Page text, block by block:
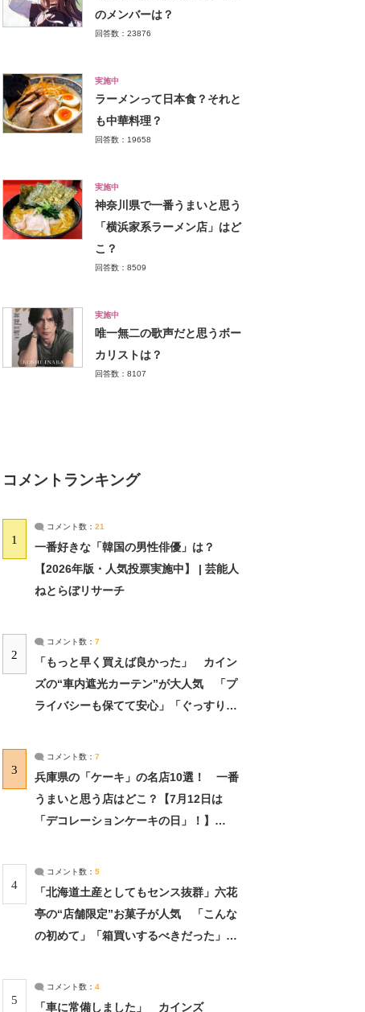
のメンバーは？
回答数：23876
実施中
ラーメンって日本食？それと
も中華料理？
回答数：19658
実施中
神奈川県で一番うまいと思う
「横浜家系ラーメン店」はど
こ？
回答数：8509
実施中
唯一無二の歌声だと思うボー
カリストは？
回答数：8107
コメントランキング
1
コメント数： 21
一番好きな「韓国の男性俳優」は？
【2026年版・人気投票実施中】 | 芸能人
ねとらぼリサーチ
2
コメント数： 7
「もっと早く買えば良かった」 カイン
ズの“車内遮光カーテン”が大人気 「プ
ライバシーも保てて安心」「ぐっすり眠
3
コメント数： 7
兵庫県の「ケーキ」の名店10選！ 一番
うまいと思う店はどこ？【7月12日は
「デコレーションケーキの日」！】
4
コメント数： 5
「北海道土産としてもセンス抜群」六花
亭の“店舗限定”お菓子が人気 「こんな
の初めて」「箱買いするべきだった」
5
コメント数： 4
「車に常備しました」 カインズ